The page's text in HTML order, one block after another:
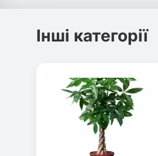
Інші категорії